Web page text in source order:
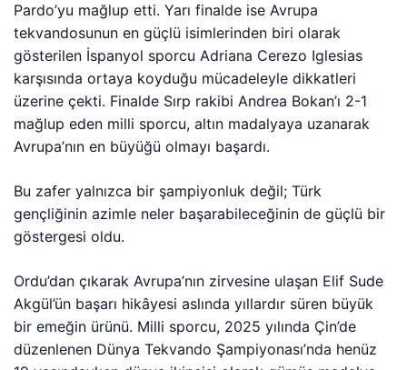
Pardo’yu mağlup etti. Yarı finalde ise Avrupa
tekvandosunun en güçlü isimlerinden biri olarak
gösterilen İspanyol sporcu Adriana Cerezo Iglesias
karşısında ortaya koyduğu mücadeleyle dikkatleri
üzerine çekti. Finalde Sırp rakibi Andrea Bokan’ı 2-1
mağlup eden milli sporcu, altın madalyaya uzanarak
Avrupa’nın en büyüğü olmayı başardı.
Bu zafer yalnızca bir şampiyonluk değil; Türk
gençliğinin azimle neler başarabileceğinin de güçlü bir
göstergesi oldu.
Ordu’dan çıkarak Avrupa’nın zirvesine ulaşan Elif Sude
Akgül’ün başarı hikâyesi aslında yıllardır süren büyük
bir emeğin ürünü. Milli sporcu, 2025 yılında Çin’de
düzenlenen Dünya Tekvando Şampiyonası’nda henüz